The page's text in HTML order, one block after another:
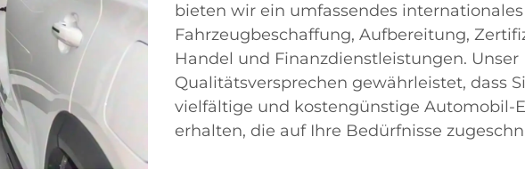
bieten wir ein umfassendes
Fahrzeugbeschaffung, Aufbereitung,
Handel und Finanzdienstleistungen. Unser
Qualitätsversprechen gewährleistet, dass
vielfältige und kostengünstige Automobil-
erhalten, die auf Ihre Bedürfnisse